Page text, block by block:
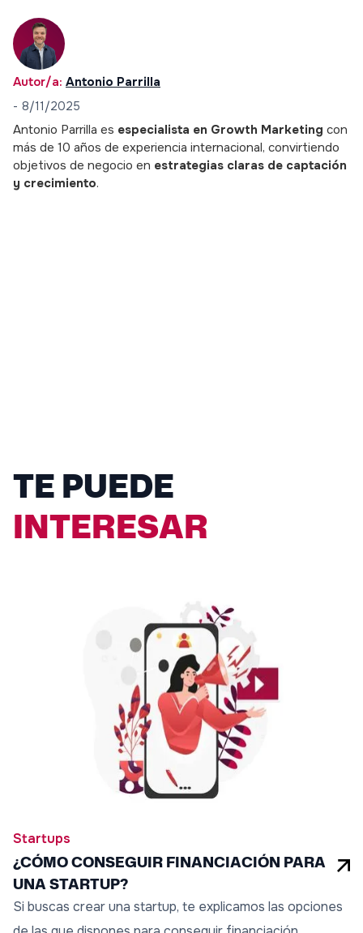
Autor/a: Antonio Parrilla
- 8/11/2025
Antonio Parrilla es especialista en Growth Marketing con
más de 10 años de experiencia internacional, convirtiendo
objetivos de negocio en estrategias claras de captación
y crecimiento.
TE PUEDE
INTERESAR
Startups
¿CÓMO CONSEGUIR FINANCIACIÓN PARA
UNA STARTUP?
Si buscas crear una startup, te explicamos las opciones